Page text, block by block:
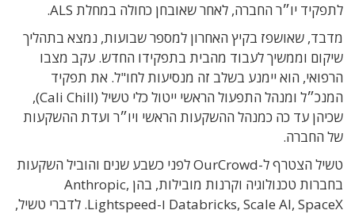
לתפקיד יו״ר החברה, לאחר שאובחן כחולה במחלת ALS.
מדבד, שאושפז בקיץ האחרון למספר שבועות, נמצא בתהליך
שיקום וממשיך לעבוד מהבית בתפקידו החדש. עקב מצבו
הרפואי, הוא יימנע בשלב זה מנסיעות לחו"ל. את תפקיד
המנכ״ל ומנהל התפעול הראשי ייטול כלי טשיל (Cali Chill),
שכיהן עד כה כמנהל ההשקעות הראשי ויו״ר ועדת ההשקעות
של החברה.
טשיל הצטרף ל-OurCrowd לפני כשבע שנים והוביל השקעות
בחברות טכנולוגיה וקרנות מובילות, בהן Anthropic,
Databricks, Scale AI, SpaceX ו-Lightspeed. לדברי טשיל,